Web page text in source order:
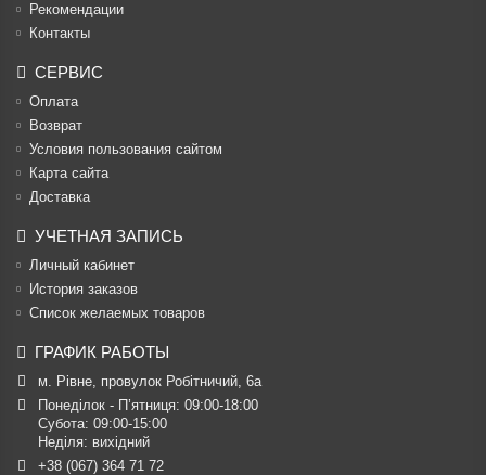
Рекомендации
Контакты
СЕРВИС
Оплата
Возврат
Условия пользования сайтом
Карта сайта
Доставка
УЧЕТНАЯ ЗАПИСЬ
Личный кабинет
История заказов
Список желаемых товаров
ГРАФИК РАБОТЫ
м. Рівне, провулок Робітничий, 6а
Понеділок - П’ятниця: 09:00-18:00
Субота: 09:00-15:00
Неділя: вихідний
+38 (067) 364 71 72